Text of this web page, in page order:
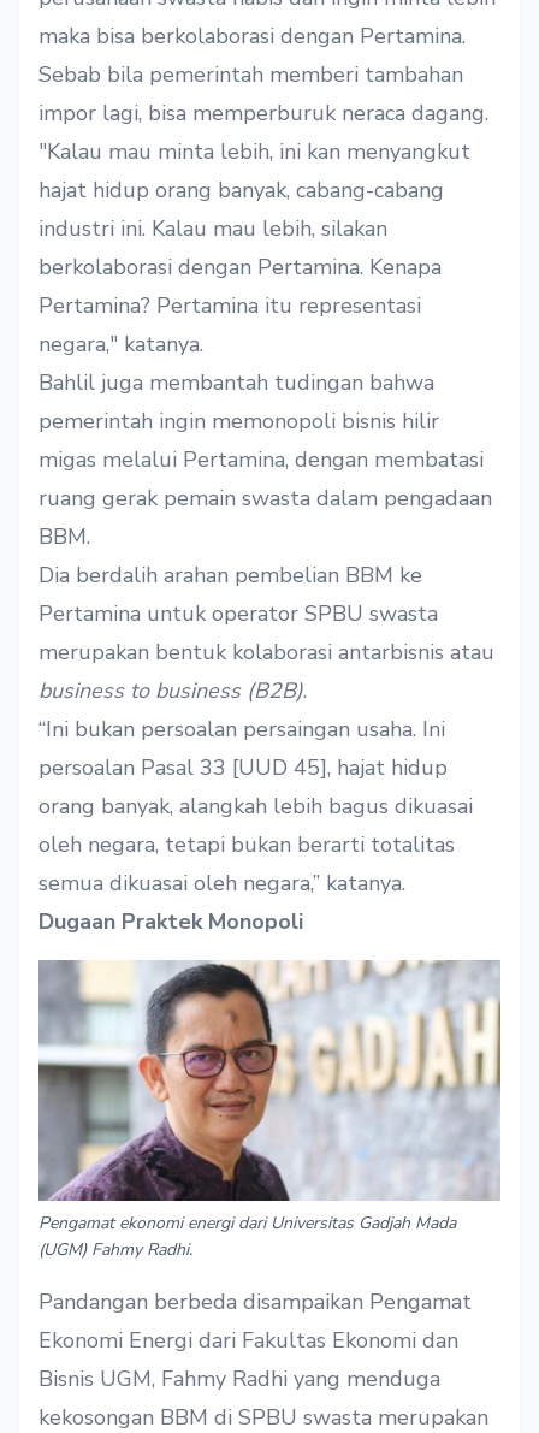
maka bisa berkolaborasi dengan Pertamina.
Sebab bila pemerintah memberi tambahan
impor lagi, bisa memperburuk neraca dagang.
"Kalau mau minta lebih, ini kan menyangkut
hajat hidup orang banyak, cabang-cabang
industri ini. Kalau mau lebih, silakan
berkolaborasi dengan Pertamina. Kenapa
Pertamina? Pertamina itu representasi
negara," katanya.
Bahlil juga membantah tudingan bahwa
pemerintah ingin memonopoli bisnis hilir
migas melalui Pertamina, dengan membatasi
ruang gerak pemain swasta dalam pengadaan
BBM.
Dia berdalih arahan pembelian BBM ke
Pertamina untuk operator SPBU swasta
merupakan bentuk kolaborasi antarbisnis atau
business to business (B2B).
“Ini bukan persoalan persaingan usaha. Ini
persoalan Pasal 33 [UUD 45], hajat hidup
orang banyak, alangkah lebih bagus dikuasai
oleh negara, tetapi bukan berarti totalitas
semua dikuasai oleh negara,” katanya.
Dugaan Praktek Monopoli
Pengamat ekonomi energi dari Universitas Gadjah Mada
(UGM) Fahmy Radhi.
Pandangan berbeda disampaikan Pengamat
Ekonomi Energi dari Fakultas Ekonomi dan
Bisnis UGM, Fahmy Radhi yang menduga
kekosongan BBM di SPBU swasta merupakan